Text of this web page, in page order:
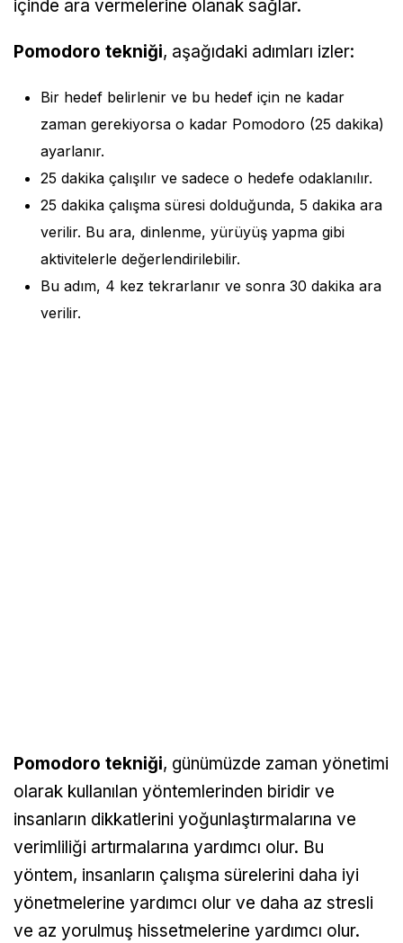
içinde ara vermelerine olanak sağlar.
Pomodoro tekniği, aşağıdaki adımları izler:
Bir hedef belirlenir ve bu hedef için ne kadar
zaman gerekiyorsa o kadar Pomodoro (25 dakika)
ayarlanır.
25 dakika çalışılır ve sadece o hedefe odaklanılır.
25 dakika çalışma süresi dolduğunda, 5 dakika ara
verilir. Bu ara, dinlenme, yürüyüş yapma gibi
aktivitelerle değerlendirilebilir.
Bu adım, 4 kez tekrarlanır ve sonra 30 dakika ara
verilir.
Pomodoro tekniği, günümüzde zaman yönetimi
olarak kullanılan yöntemlerinden biridir ve
insanların dikkatlerini yoğunlaştırmalarına ve
verimliliği artırmalarına yardımcı olur. Bu
yöntem, insanların çalışma sürelerini daha iyi
yönetmelerine yardımcı olur ve daha az stresli
ve az yorulmuş hissetmelerine yardımcı olur.